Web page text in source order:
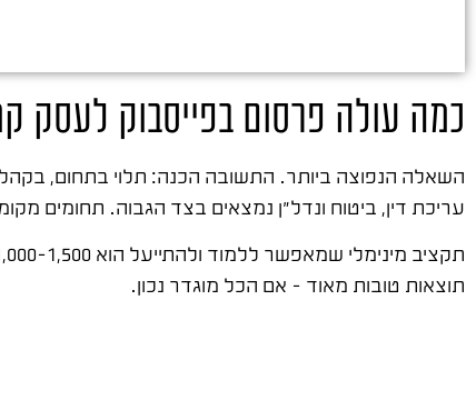
כמה עולה פרסום בפייסבוק לעסק
השאלה הנפוצה ביותר. התשובה הכנה: תלוי בתחום,
עריכת דין, ביטוח ונדל"ן נמצאים בצד הגבוה. תחומים
תוצאות טובות מאוד – אם הכל מוגדר נכון.